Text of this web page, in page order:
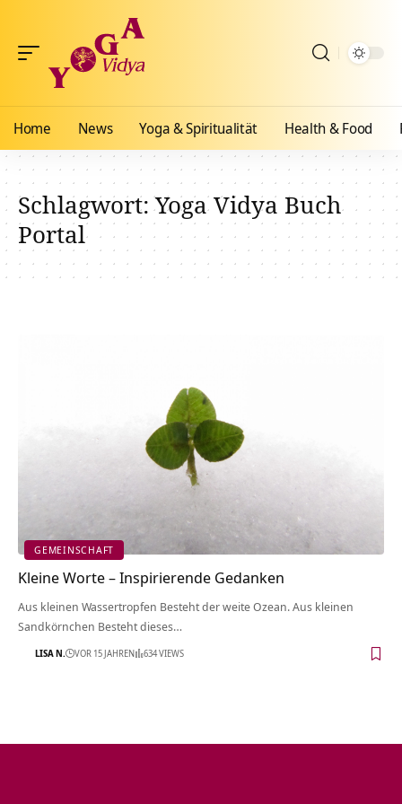
Home News Yoga & Spiritualität Health & Food
Schlagwort:Yoga Vidya Buch
Portal
GEMEINSCHAFT
Kleine Worte – Inspirierende Gedanken
Aus kleinen Wassertropfen Besteht der weite Ozean. Aus kleinen
Sandkörnchen Besteht dieses…
LISA N. VOR 15 JAHREN 634 VIEWS